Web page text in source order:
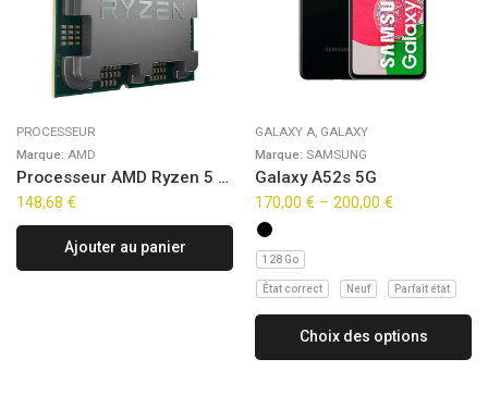
PROCESSEUR
Marque: AMD
Processeur AMD Ryzen 5 8400F (4,7Ghz) AM5 – Sans iGPU Version OEM (Tray)
148,68 €
Ajouter au panier
GALAXY A, GALAXY
Marque: SAMSUNG
Galaxy A52s 5G
170,00 € – 200,00 €
128 Go
État correct Neuf Parfait état
Choix des options